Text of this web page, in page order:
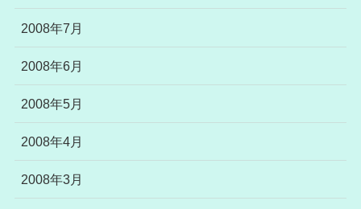
2008年7月
2008年6月
2008年5月
2008年4月
2008年3月